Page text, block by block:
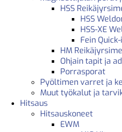
HSS
HSS
HSS-XE
Fein
HM
Ohjain tapit ja
Porrasporat
Pyöltimen varret ja
Muut työkalut ja
Hitsaus
Hitsauskoneet
EWM